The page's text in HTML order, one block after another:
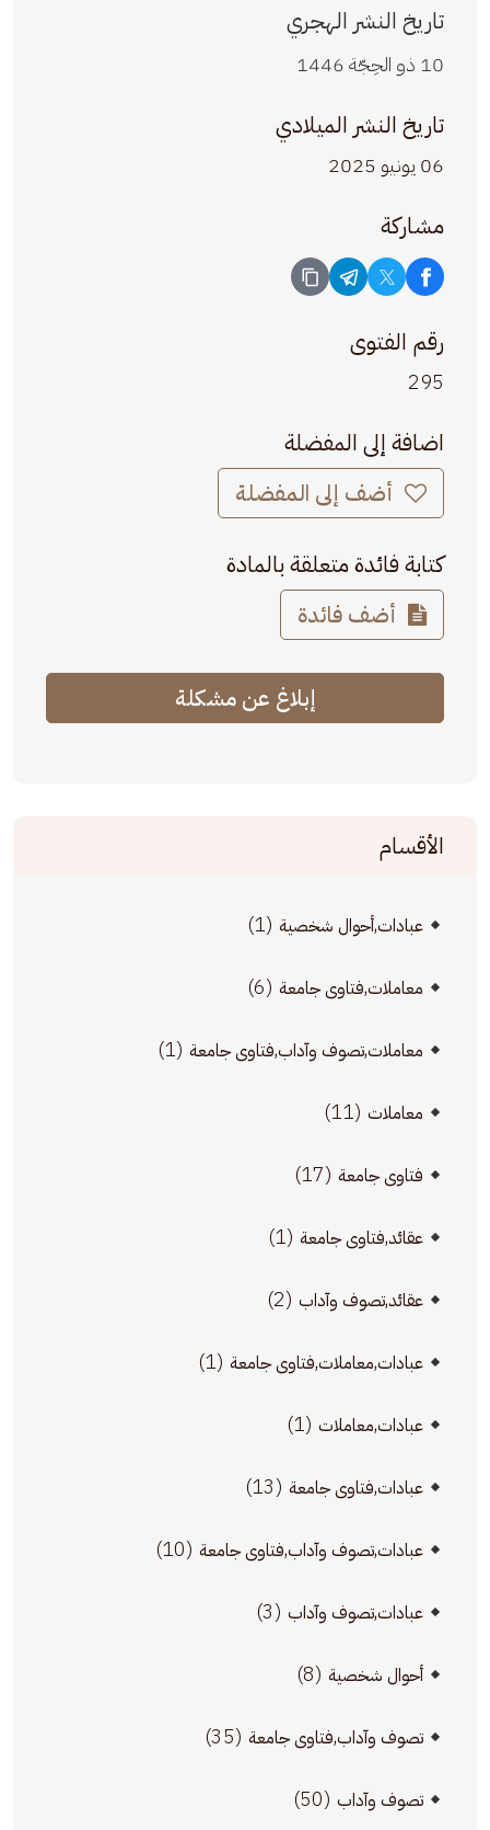
تاريخ النشر الهجري
10 ذو الحِجّة 1446
تاريخ النشر الميلادي
06 يونيو 2025
مشاركة
رقم الفتوى
295
اضافة إلى المفضلة
أضف إلى المفضلة
كتابة فائدة متعلقة بالمادة
أضف فائدة
إبلاغ عن مشكلة
الأقسام
عبادات,أحوال شخصية (1)
معاملات,فتاوى جامعة (6)
معاملات,تصوف وآداب,فتاوى جامعة (1)
معاملات (11)
فتاوى جامعة (17)
عقائد,فتاوى جامعة (1)
عقائد,تصوف وآداب (2)
عبادات,معاملات,فتاوى جامعة (1)
عبادات,معاملات (1)
عبادات,فتاوى جامعة (13)
عبادات,تصوف وآداب,فتاوى جامعة (10)
عبادات,تصوف وآداب (3)
أحوال شخصية (8)
تصوف وآداب,فتاوى جامعة (35)
تصوف وآداب (50)